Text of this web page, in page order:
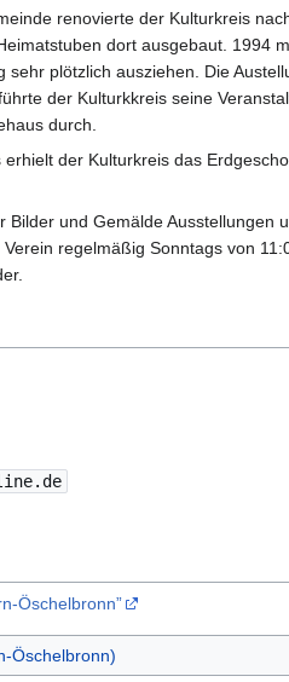
renovierte der Kulturkreis
dort ausgebaut. 1994
plötzlich ausziehen. Die
der Kulturkkreis seine
durch.
der Kulturkreis das
und Gemälde Ausstellungen
regelmäßig Sonntags von
Öschelbronn”
Öschelbronn)